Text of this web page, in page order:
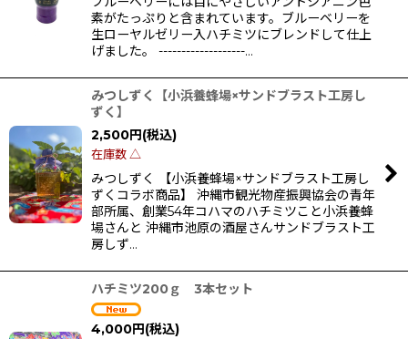
素がたっぷりと含まれています。ブルーベリーを
生ローヤルゼリー入ハチミツにブレンドして仕上
げました。 -------------------…
みつしずく【小浜養蜂場×サンドブラスト工房し
ずく】
2,500円(税込)
在庫数 △
みつしずく 【小浜養蜂場×サンドブラスト工房し
ずくコラボ商品】 沖縄市観光物産振興協会の青年
部所属、創業54年コハマのハチミツこと小浜養蜂
場さんと 沖縄市池原の酒屋さんサンドブラスト工
房しず…
ハチミツ200ｇ 3本セット
4,000円(税込)